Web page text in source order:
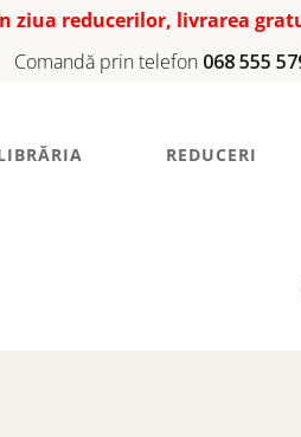
ziua reducerilor, livrarea
Comandă prin telefon 068 555
REDUCERI